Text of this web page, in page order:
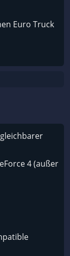
Euro Truck
4 (außer